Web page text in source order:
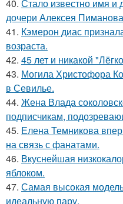
40. Стало известно имя и
дочери Алексея
41. Кэмерон диас
возраста.
42. 45 лет и никакой
43. Могила Христофора
в Севилье.
44. Жена Влада
подписчикам,
45. Елена Темникова
на связь с фанатами.
46. Вкуснейшая
яблоком.
47. Самая высокая
идеальную пару.